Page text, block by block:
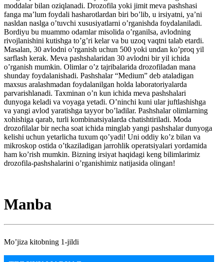
moddalar bilan oziqlanadi. Drozofila yoki jimit meva pashshasi
fanga ma’lum foydali hasharotlardan biri bo’lib, u irsiyatni, ya’ni
nasldan naslga o’tuvchi xususiyatlarni o’rganishda foydalaniladi.
Bordiyu bu muammo odamlar misolida o’rganilsa, avlodning
rivojlanishini kutishga to’g’ri kelar va bu uzoq vaqtni talab etardi.
Masalan, 30 avlodni o’rganish uchun 500 yoki undan ko’proq yil
sarflash kerak. Meva pashshalaridan 30 avlodni bir yil ichida
o’rganish mumkin. Olimlar o’z tajribalarida drozofiladan mana
shunday foydalanishadi. Pashshalar “Medium” deb ataladigan
maxsus aralashmadan foydalanilgan holda laboratoriyalarda
parvarishlanadi. Taxminan o’n kun ichida meva pashshalari
dunyoga keladi va voyaga yetadi. O’ninchi kuni ular juftlashishga
va yangi avlod yaratishga tayyor bo’ladilar. Pashshalar olimlarning
xohishiga qarab, turli kombinatsiyalarda chatishtiriladi. Moda
drozofilalar bir necha soat ichida minglab yangi pashshalar dunyoga
kelishi uchun yetarlicha tuxum qo’yadi! Uni oddiy ko’z bilan va
mikroskop ostida o’tkaziladigan jarrohlik operatsiyalari yordamida
ham ko’rish mumkin. Bizning irsiyat haqidagi keng bilimlarimiz
drozofila-pashshalarini o’rganishimiz natijasida olingan!
Manba
Mo’jiza kitobning 1-jildi